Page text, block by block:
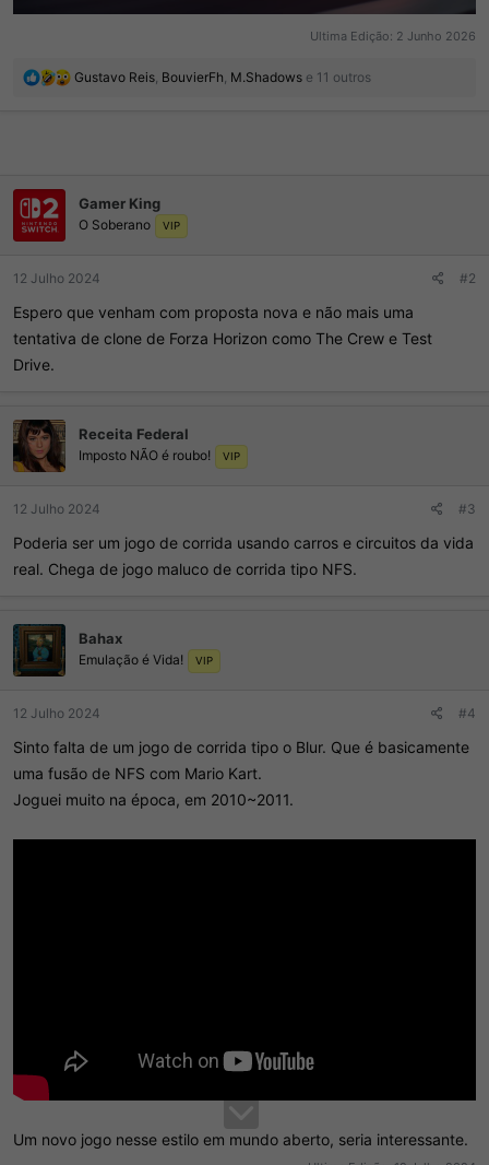
Ultima Edição: 2 Junho 2026
R
Gustavo Reis, BouvierFh, M.Shadows e 11 outros
Gamer King
O Soberano VIP
12 Julho 2024 #2
Espero que venham com proposta nova e não mais uma
tentativa de clone de Forza Horizon como The Crew e Test
Drive.
Receita Federal
Imposto NÃO é roubo! VIP
12 Julho 2024 #3
Poderia ser um jogo de corrida usando carros e circuitos da vida
real. Chega de jogo maluco de corrida tipo NFS.
Bahax
Emulação é Vida! VIP
12 Julho 2024 #4
Sinto falta de um jogo de corrida tipo o Blur. Que é basicamente
uma fusão de NFS com Mario Kart.
Joguei muito na época, em 2010~2011.
Um novo jogo nesse estilo em mundo aberto, seria interessante.